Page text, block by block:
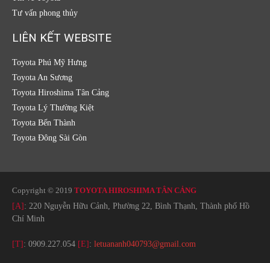
Tư vấn phong thủy
LIÊN KẾT WEBSITE
Toyota Phú Mỹ Hưng
Toyota An Sương
Toyota Hiroshima Tân Cảng
Toyota Lý Thường Kiệt
Toyota Bến Thành
Toyota Đông Sài Gòn
Copyright © 2019 TOYOTA HIROSHIMA TÂN CẢNG
[A]: 220 Nguyễn Hữu Cảnh, Phường 22, Bình Thạnh, Thành phố Hồ
Chí Minh
[T]: 0909.227.054 [E]: letuananh040793@gmail.com